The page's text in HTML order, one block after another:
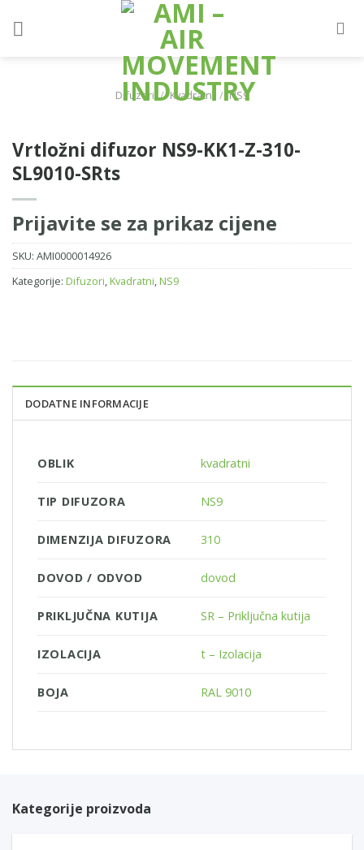
Difuzori / Kvadratni / NS9
Vrtložni difuzor NS9-KK1-Z-310-
SL9010-SRts
Prijavite se za prikaz cijene
SKU: AMI0000014926
Kategorije: Difuzori, Kvadratni, NS9
DODATNE INFORMACIJE
OBLIK kvadratni
TIP DIFUZORA NS9
DIMENZIJA DIFUZORA 310
DOVOD / ODVOD dovod
PRIKLJUČNA KUTIJA SR – Priključna kutija
IZOLACIJA t – Izolacija
BOJA RAL 9010
Kategorije proizvoda